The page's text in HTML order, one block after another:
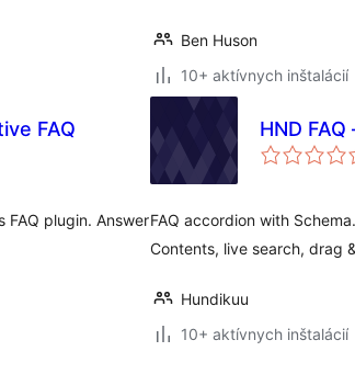
Ben Huson
10+ aktívnych inštalácií
FAQ plugin. Answer
HND
FAQ accordion with
Contents, live search, drag
Hundikuu
10+ aktívnych inštalácií